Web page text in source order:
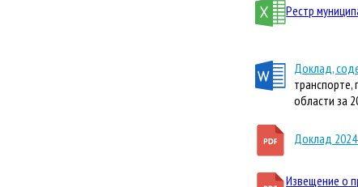
Рестр
Доклад,
области за
Доклад
Извещение о